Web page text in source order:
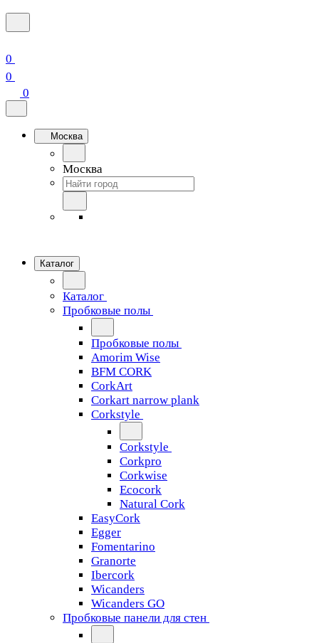
0
0
0
Москва
Москва
Каталог
Каталог
Пробковые полы
Пробковые полы
Amorim Wise
BFM CORK
CorkArt
Corkart narrow plank
Corkstyle
Corkstyle
Corkpro
Corkwise
Ecocork
Natural Cork
EasyCork
Egger
Fomentarino
Granorte
Ibercork
Wicanders
Wicanders GO
Пробковые панели для стен